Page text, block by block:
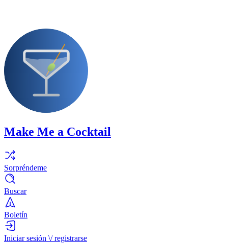
Make Me a Cocktail
Sorpréndeme
Buscar
Boletín
Iniciar sesión \/ registrarse